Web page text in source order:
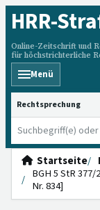
HRR-
Online-Zeitschrift und
für höchstrichterliche
Menü
HRRS durchsuchen
Startseite
BGH 5 StR 377/
Nr. 834]